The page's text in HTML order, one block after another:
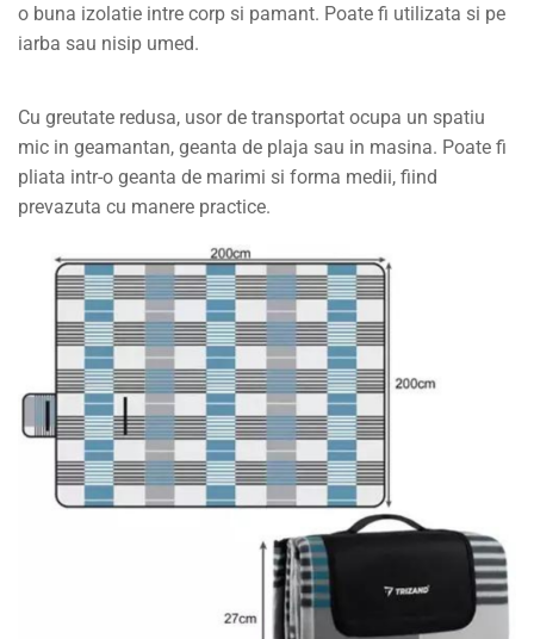
o buna izolatie intre corp si pamant. Poate fi utilizata si pe
iarba sau nisip umed.
Cu greutate redusa, usor de transportat ocupa un spatiu
mic in geamantan, geanta de plaja sau in masina. Poate fi
pliata intr-o geanta de marimi si forma medii, fiind
prevazuta cu manere practice.